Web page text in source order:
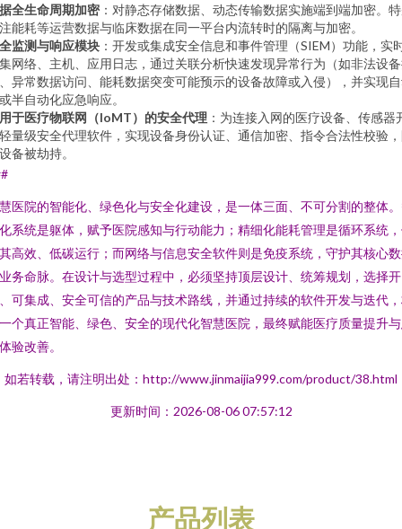
全生命周期加密 ：对静态存储数据、动态传输数据实施端到端加密。
能耗等运营数据与临床数据在同一平台内流转时的隔离与加密。
监测与响应模块 ：开发或集成安全信息和事件管理（SIEM）功能，实
网络、主机、应用日志，通过关联分析快速发现异常行为（如非法设
异常数据访问、能耗数据突变可能预示的设备故障或入侵），并实现
半自动化应急响应。
于医疗物联网（IoMT）的安全代理 ：为连接入网的医疗设备、传感器
量级安全代理软件，实现设备身份认证、通信加密、指令合法性校验
备被劫持。
医院的智能化、绿色化与安全化建设，是一体三面、不可分割的整体
系统是躯体，赋予医院感知与行动能力；精细化能耗管理是循环系统
高效、低碳运行；而网络与信息安全软件则是免疫系统，守护其核心
务命脉。在设计与选型过程中，必须坚持顶层设计、统筹规划，选择开
可集成、安全可信的产品与技术路线，并通过持续的软件开发与迭代
个真正智能、绿色、安全的现代化智慧医院，最终赋能医疗质量提升
验改善。
如若转载，请注明出处：http://www.jinmaijia999.com/product/38.html
更新时间：2026-08-06 07:57:12
产品列表